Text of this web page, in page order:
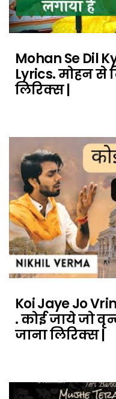
Mohan Se Dil
Lyrics. मोहन से
लिरिक्स |
Koi Jaye Jo
. कोई जाये जो
जाना लिरिक्स |